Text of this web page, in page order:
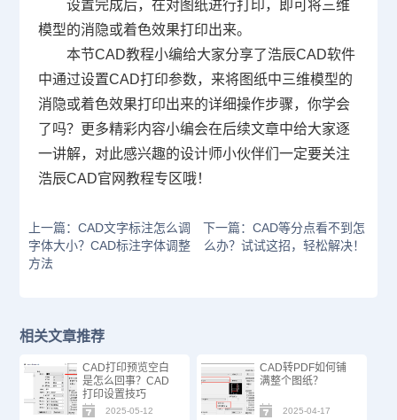
设置完成后，在对图纸进行打印，即可将三维
模型的消隐或着色效果打印出来。
本节CAD教程小编给大家分享了浩辰CAD软件
中通过设置CAD打印参数，来将图纸中三维模型的
消隐或着色效果打印出来的详细操作步骤，你学会
了吗？更多精彩内容小编会在后续文章中给大家逐
一讲解，对此感兴趣的设计师小伙伴们一定要关注
浩辰CAD官网教程专区哦！
上一篇：CAD文字标注怎么调
字体大小？CAD标注字体调整
方法
下一篇：CAD等分点看不到怎
么办？试试这招，轻松解决！
相关文章推荐
CAD打印预览空白
是怎么回事？CAD
打印设置技巧
2025-05-12
CAD转PDF如何铺
满整个图纸？
2025-04-17